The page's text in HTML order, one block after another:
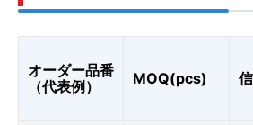
オーダー品番
（代表例）
MOQ(pcs)